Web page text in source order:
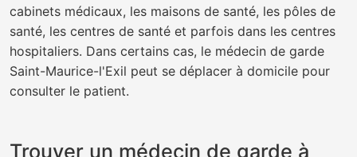
cabinets médicaux, les maisons de santé, les pôles de
santé, les centres de santé et parfois dans les centres
hospitaliers. Dans certains cas, le médecin de garde
Saint-Maurice-l'Exil peut se déplacer à domicile pour
consulter le patient.
Trouver un médecin de garde à